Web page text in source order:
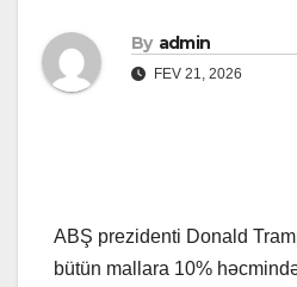
By admin
FEV 21, 2026
ABŞ prezidenti Donald
bütün mallara 10%